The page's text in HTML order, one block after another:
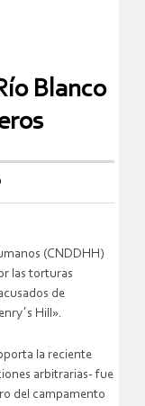
Blanco
(CNDDHH)
las torturas
de
Hill».
la reciente
arbitrarias- fue
del campamento